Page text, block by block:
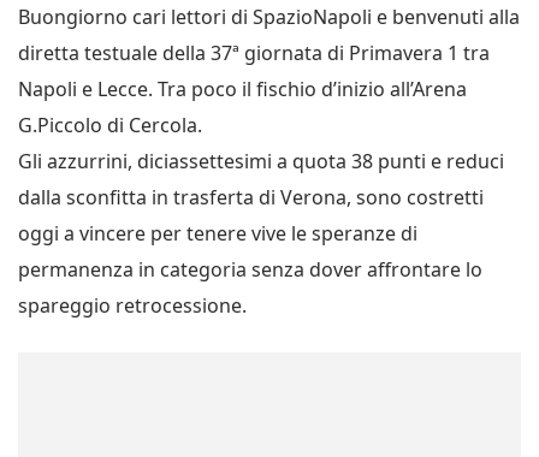
Buongiorno cari lettori di SpazioNapoli e benvenuti alla
diretta testuale della 37ª giornata di Primavera 1 tra
Napoli e Lecce. Tra poco il fischio d’inizio all’Arena
G.Piccolo di Cercola.
Gli azzurrini, diciassettesimi a quota 38 punti e reduci
dalla sconfitta in trasferta di Verona, sono costretti
oggi a vincere per tenere vive le speranze di
permanenza in categoria senza dover affrontare lo
spareggio retrocessione.